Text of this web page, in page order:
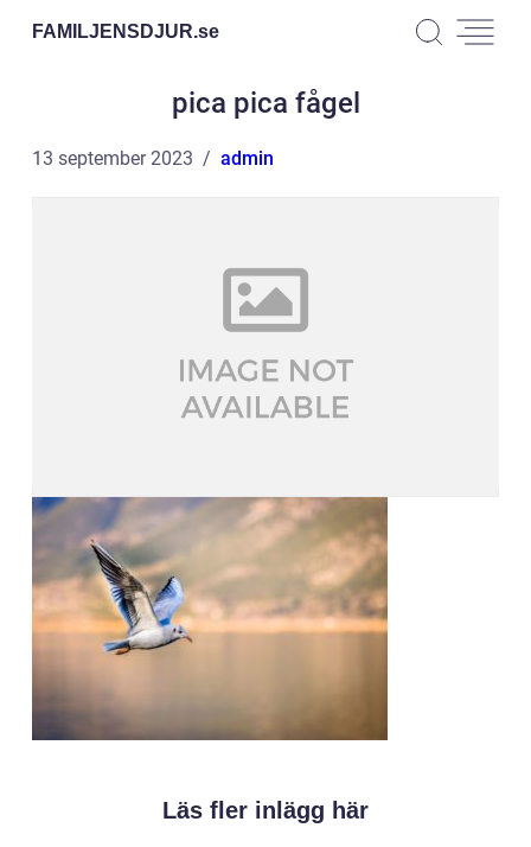
FAMILJENSDJUR.se
pica pica fågel
13 september 2023 admin
Läs fler inlägg här